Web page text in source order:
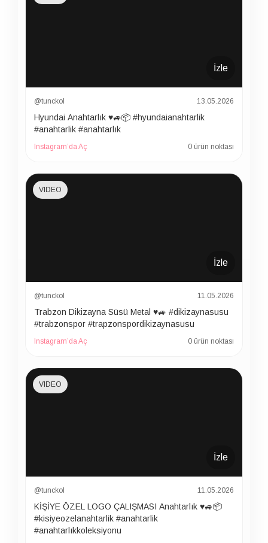
İzle
@tunckol 13.05.2026
Hyundai Anahtarlık ♥️🚙📦 #hyundaianahtarlik
#anahtarlik #anahtarlık
Instagram’da Aç 0 ürün noktası
İzle
VIDEO
@tunckol 11.05.2026
Trabzon Dikizayna Süsü Metal ♥️🚙 #dikizaynasusu
#trabzonspor #trapzonspordikizaynasusu
Instagram’da Aç 0 ürün noktası
İzle
VIDEO
@tunckol 11.05.2026
KİŞİYE ÖZEL LOGO ÇALIŞMASI Anahtarlık ♥️🚙📦
#kisiyeozelanahtarlik #anahtarlik
#anahtarlıkkoleksiyonu